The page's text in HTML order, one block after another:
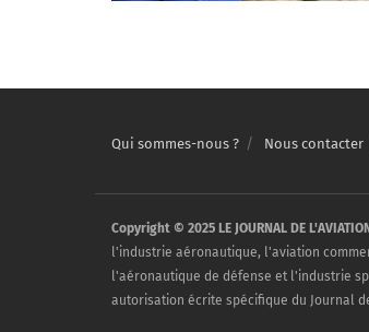
Qui sommes-nous ? Nous contacter
Copyright © 2025 LE JOURNAL DE
l'industrie aéronautique, l'aviation
l'aéronautique de défense et l'industrie
autorisation écrite spécifique du Journal